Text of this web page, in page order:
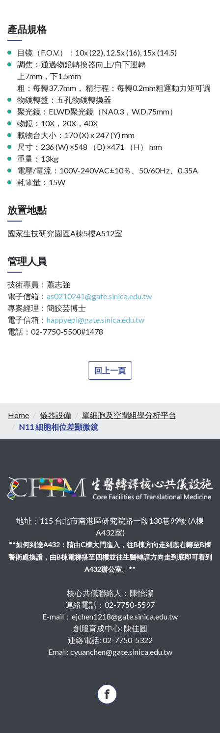
產品規格
目镜（F.O.V.）：10x (22), 12.5x (16), 15x (14.5)
調焦：通過物鏡轉換器向上/向下運轉
上7mm，下1.5mm
粗：每轉37.7mm， 精行程：每轉0.2mm粗運動力矩可调
物鏡轉盤：五孔物鏡轉換器
聚光鏡：ELWD聚光鏡（NA0.3，W.D.75mm）
物鏡：10X，20X，40X
載物台大小：170 (X) x 247 (Y) mm
尺寸：236 (W) ×548 （D) ×471 （H） mm
重量：13kg
電壓/電流：100V-240VAC±10％、50/60Hz、0.35A
耗電量：15W
放置地點
國家生技研究園區A棟5樓A512室
管理人員
技術專員：蕭志強
電子信箱： as0210241@gate.sinica.edu.tw
專案經理：簡皎芸博士
電子信箱： happyepi@gate.sinica.edu.tw
電話：02-7750-5500#1478
回上一頁
Home 儀器設備
單細胞及空間組學分析平台
N11 細胞相位差顯微鏡
地址：115 台北市南港區研究院路一段130巷99號 (A棟
A432室)
**如何到達A432：請由C棟大門進入，往B棟方向走到底右轉至B棟
警衛處換證，由B棟電梯搭至四樓並往生醫轉譯方向走到底即可看到
A432辦公室。**
核心共儀聯絡人：陳怡潔
連絡電話：02-7750-5597
E-mail：ejchen1218@gate.sinica.edu.tw
創服育成中心: 陳佳圓
連絡電話: 02-7750-5322
Email: cyuanchen@gate.sinica.edu.tw